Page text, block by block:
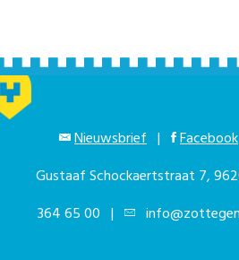
Nieuwsbrief | Facebook
Gustaaf Schockaertstraat 7,
364 65 00 |